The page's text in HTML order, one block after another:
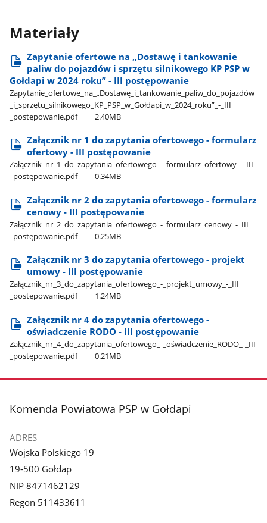
Materiały
Zapytanie ofertowe na „Dostawę i tankowanie
paliw do pojazdów i sprzętu silnikowego KP PSP w
Gołdapi w 2024 roku” - III postępowanie
Zapytanie​_ofertowe​_na​_„Dostawę​_i​_tankowanie​_paliw​_do​_pojazdów​
_i​_sprzętu​_silnikowego​_KP​_PSP​_w​_Gołdapi​_w​_2024​_roku”​_-​_III​
_postępowanie.pdf
2.40MB
Załącznik nr 1 do zapytania ofertowego - formularz
ofertowy - III postępowanie
Załącznik​_nr​_1​_do​_zapytania​_ofertowego​_-​_formularz​_ofertowy​_-​_III​
_postępowanie.pdf
0.34MB
Załącznik nr 2 do zapytania ofertowego - formularz
cenowy - III postępowanie
Załącznik​_nr​_2​_do​_zapytania​_ofertowego​_-​_formularz​_cenowy​_-​_III​
_postępowanie.pdf
0.25MB
Załącznik nr 3 do zapytania ofertowego - projekt
umowy - III postępowanie
Załącznik​_nr​_3​_do​_zapytania​_ofertowego​_-​_projekt​_umowy​_-​_III​
_postępowanie.pdf
1.24MB
Załącznik nr 4 do zapytania ofertowego -
oświadczenie RODO - III postępowanie
Załącznik​_nr​_4​_do​_zapytania​_ofertowego​_-​_oświadczenie​_RODO​_-​_III​
_postępowanie.pdf
0.21MB
stopka
Komenda Powiatowa PSP w Gołdapi
ADRES
Wojska Polskiego 19
19-500 Gołdap
NIP 8471462129
Regon 511433611